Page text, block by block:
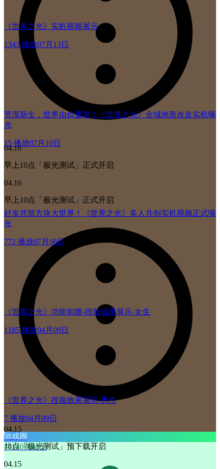
04.16
早上10点「极光测试」正式开启
04.16
早上10点「极光测试」正式开启
04.15
18点「极光测试」预下载开启
04.15
《世界之光》实机视频展示
1343 播放07月13日
荒漠新生，世界由你重塑！《世界之光》全域地形改造实机曝
光
15 播放07月10日
好友共筑方块大世界！《世界之光》多人共创实机视频正式曝
光
772 播放07月08日
《世界之光》功能前瞻-捏脸成果展示-女生
1185 播放04月09日
《世界之光》捏脸效果展示-男性
7 播放04月09日
游戏圈
共140条帖子